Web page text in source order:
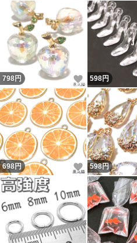
798円 いいね！
598円
698円 いいね！
598円